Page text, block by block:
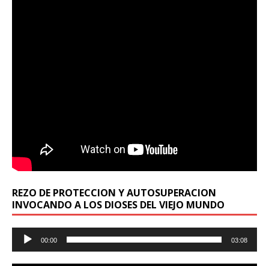
REZO DE PROTECCION Y AUTOSUPERACION
INVOCANDO A LOS DIOSES DEL VIEJO MUNDO
Reproductor
00:00 03:08